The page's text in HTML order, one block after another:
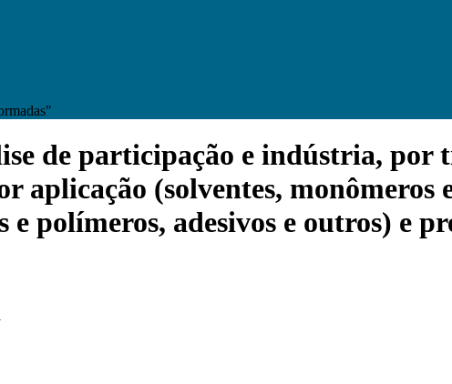
de participação e indústria,
aplicação (solventes, monômeros
polímeros, adesivos e outros) e